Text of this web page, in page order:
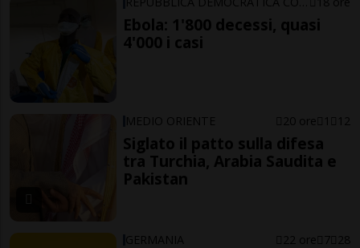
Ebola: 1'800 decessi, quasi
4'000 i casi
MEDIO ORIENTE 20 ore 1 12
Siglato il patto sulla difesa
tra Turchia, Arabia Saudita e
Pakistan
GERMANIA 22 ore 7 28